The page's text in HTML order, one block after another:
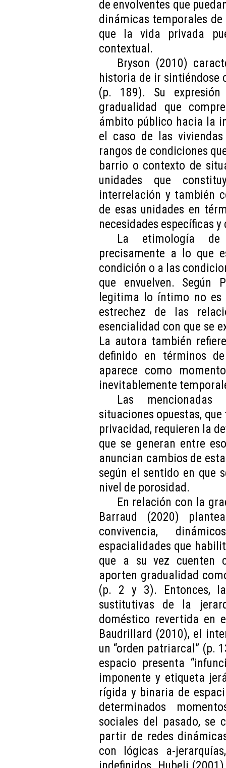
de envolventes que
dinámicas temporales
que la vida privada
contextual.
Bryson (2010)
historia de ir sintiéndose
(p. 189). Su
gradualidad que
ámbito público hacia la
el caso de las
rangos de condiciones
barrio o contexto de
unidades que
interrelación y también
de esas unidades en
necesidades específicas
La etimología de
precisamente a lo que
condición o a las
que envuelven. Según
legitima lo íntimo no es
estrechez de las
esencialidad con que se
La autora también
definido en términos
aparece como
inevitablemente
Las
situaciones opuestas,
privacidad, requieren la
que se generan entre
anuncian cambios de
según el sentido en que
nivel de porosidad.
En relación con la
Barraud (2020)
convivencia,
espacialidades que
que a su vez cuenten
aporten gradualidad
(p. 2 y 3). Entonces,
sustitutivas de la
doméstico revertida en
Baudrillard (2010), el
un “orden patriarcal” (p.
espacio presenta
imponente y etiqueta
rígida y binaria de
determinados
sociales del pasado, se
partir de redes
con lógicas a-